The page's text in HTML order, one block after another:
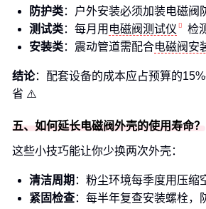
防护类：户外安装必须加装电磁阀
测试类：每月用 电磁阀测试仪
检
安装类：震动管道需配合电磁阀安
结论：配套设备的成本应占预算的
省 ⚠️
五、如何延长电磁阀外壳的使用寿命？
这些小技巧能让你少换两次外壳：
清洁周期 ：粉尘环境每季度用压缩
紧固检查：每半年复查安装螺栓，